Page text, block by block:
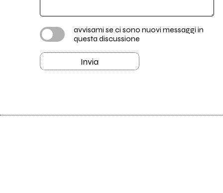
avvisami se ci sono nuovi messaggi in
questa discussione
Invia